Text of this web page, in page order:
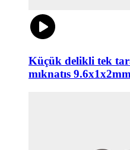
Küçük delikli tek
mıknatıs 9.6x1x2mm